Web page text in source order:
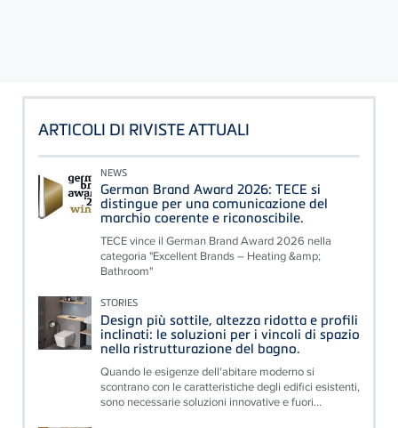
ARTICOLI DI RIVISTE ATTUALI
NEWS
German Brand Award 2026: TECE si
distingue per una comunicazione del
marchio coerente e riconoscibile.
TECE vince il German Brand Award 2026 nella
categoria "Excellent Brands – Heating &amp;
Bathroom"
STORIES
Design più sottile, altezza ridotta e profili
inclinati: le soluzioni per i vincoli di spazio
nella ristrutturazione del bagno.
Quando le esigenze dell'abitare moderno si
scontrano con le caratteristiche degli edifici esistenti,
sono necessarie soluzioni innovative e fuori...